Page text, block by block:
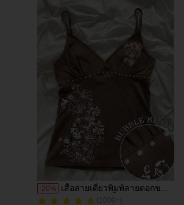
-20%
เสื้อสายเดี่ยวพิมพ์ลายดอกชบา
แบบสบายๆ, เสื้อฤดูร้อน, ชุด
(1000+)
100+ ขายแล้ว